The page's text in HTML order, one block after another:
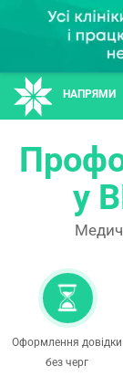
НАПРЯМИ
у
Оформлення довідки
без черг